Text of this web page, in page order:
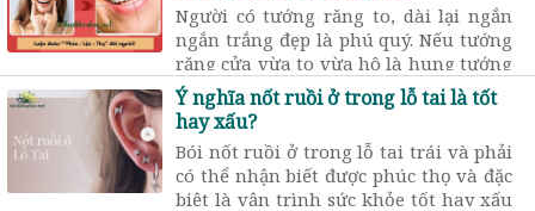
Người có tướng răng to, dài lại ngắn
ngắn trắng đẹp là phú quý. Nếu tướng
răng cửa vừa to vừa hô là hung tướng
chủ về người có vận số vất vả, phúc
thọ không nhiều.
Ý nghĩa nốt ruồi ở trong lỗ tai là tốt
hay xấu?
Bói nốt ruồi ở trong lỗ tai trái và phải
có thể nhận biết được phúc thọ và đặc
biệt là vận trình sức khỏe tốt hay xấu